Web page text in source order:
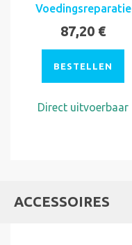
Voedingsreparatie
87,20 €
BESTELLEN
Direct uitvoerbaar
ACCESSOIRES